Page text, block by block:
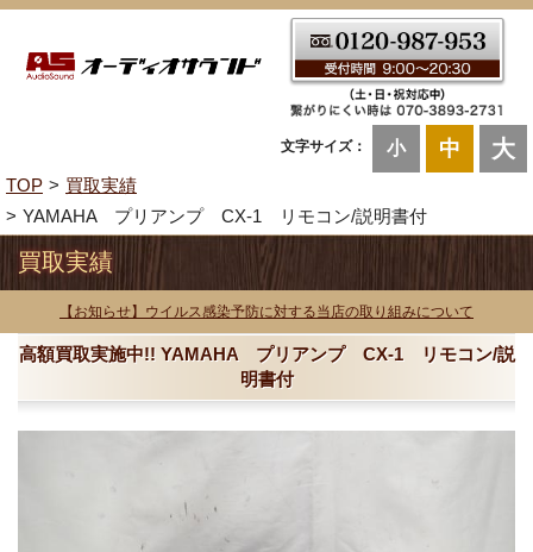
文字サイズ： 小 中 大
TOP
買取実績
YAMAHA プリアンプ CX-1 リモコン/説明書付
買取実績
【お知らせ】ウイルス感染予防に対する当店の取り組みについて
高額買取実施中!! YAMAHA プリアンプ CX-1 リモコン/説
明書付